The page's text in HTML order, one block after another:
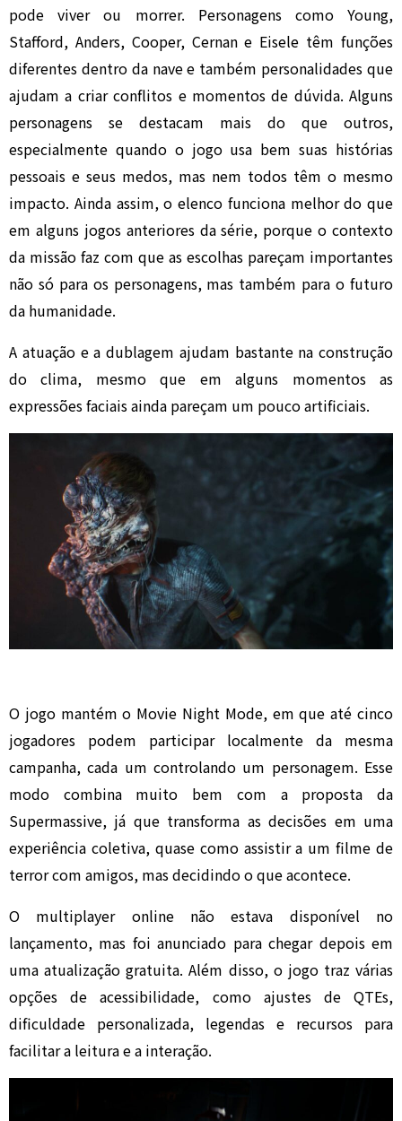
pode viver ou morrer. Personagens como Young,
Stafford, Anders, Cooper, Cernan e Eisele têm funções
diferentes dentro da nave e também personalidades que
ajudam a criar conflitos e momentos de dúvida. Alguns
personagens se destacam mais do que outros,
especialmente quando o jogo usa bem suas histórias
pessoais e seus medos, mas nem todos têm o mesmo
impacto. Ainda assim, o elenco funciona melhor do que
em alguns jogos anteriores da série, porque o contexto
da missão faz com que as escolhas pareçam importantes
não só para os personagens, mas também para o futuro
da humanidade.
A atuação e a dublagem ajudam bastante na construção
do clima, mesmo que em alguns momentos as
expressões faciais ainda pareçam um pouco artificiais.
O jogo mantém o Movie Night Mode, em que até cinco
jogadores podem participar localmente da mesma
campanha, cada um controlando um personagem. Esse
modo combina muito bem com a proposta da
Supermassive, já que transforma as decisões em uma
experiência coletiva, quase como assistir a um filme de
terror com amigos, mas decidindo o que acontece.
O multiplayer online não estava disponível no
lançamento, mas foi anunciado para chegar depois em
uma atualização gratuita. Além disso, o jogo traz várias
opções de acessibilidade, como ajustes de QTEs,
dificuldade personalizada, legendas e recursos para
facilitar a leitura e a interação.